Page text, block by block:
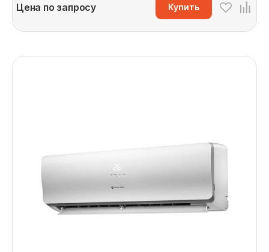
Цена по запросу Купить